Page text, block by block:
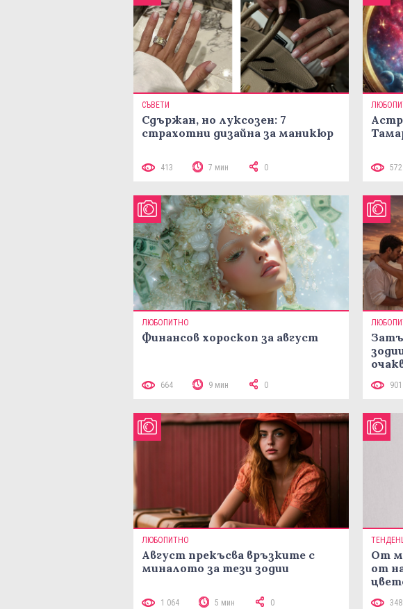
СЪВЕТИ
Сдържан, но луксозен: 7
страхотни дизайна за маникюр
413 7 мин 0 572
ЛЮБОПИТНО
Финансов хороскоп за август
664 9 мин 0 901
ЛЮБОПИТНО
Август прекъсва връзките с
миналото за тези зодии
1 064 5 мин 0
От
от
348